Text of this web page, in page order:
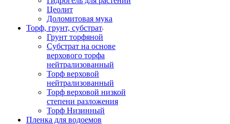
Цеолит
Доломитовая мука
Торф, грунт, субстрат
Грунт торфяной
Субстрат на основе
верхового торфа
нейтрализованный
Торф верховой
нейтрализованный
Торф верховой низкой
степени разложения
Торф Низинный
Пленка для водоемов